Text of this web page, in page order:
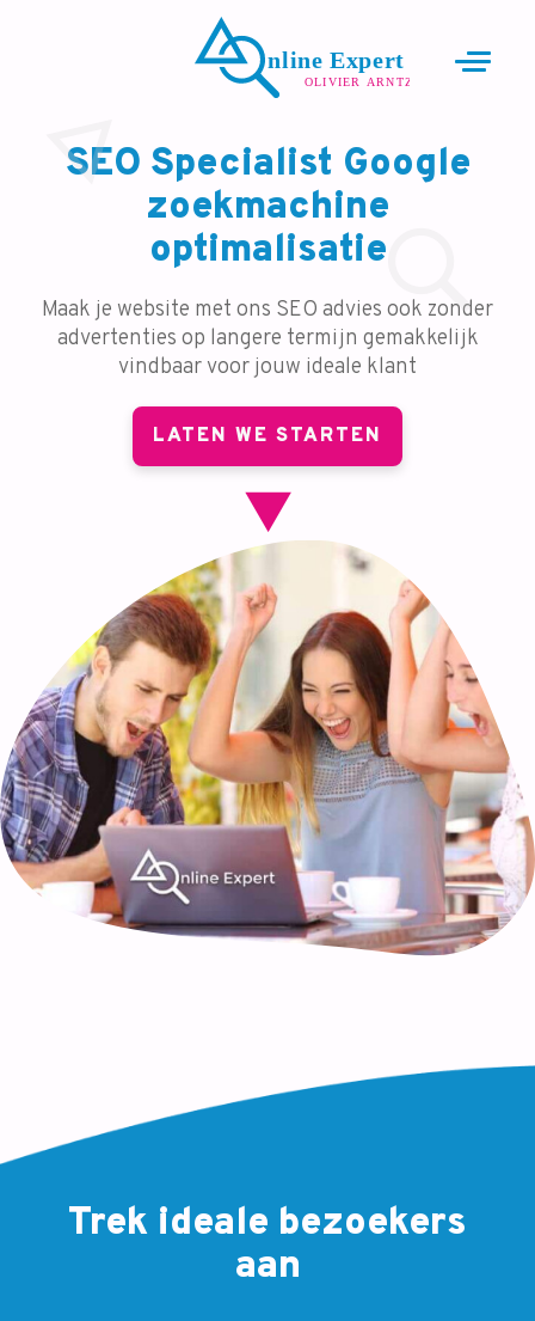
SEO Specialist Google
zoekmachine
optimalisatie
Maak je website met ons SEO advies ook zonder
advertenties op langere termijn gemakkelijk
vindbaar voor jouw ideale klant
LATEN WE STARTEN
Trek ideale bezoekers
aan